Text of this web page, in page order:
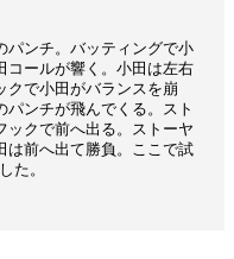
ンチ。バッティングで小
コールが響く。小田は左右
クで小田がバランスを崩
ンチが飛んでくる。スト
ックで前へ出る。ストーヤ
は前へ出て勝負。ここで試
た。